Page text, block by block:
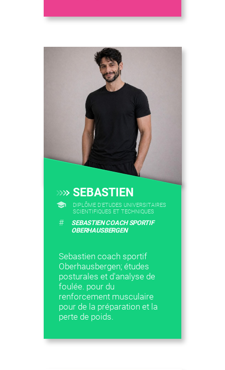
SEBASTIEN
DIPLÔME D'ETUDES UNIVERSITAIRES
SCIENTIFIQUES ET TECHNIQUES
#
SEBASTIEN COACH SPORTIF
OBERHAUSBERGEN
Sebastien coach sportif
Oberhausbergen; études
posturales et d'analyse de
foulée. pour du
renforcement musculaire
pour de la préparation et la
perte de poids.